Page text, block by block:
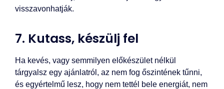
visszavonhatják.
7. Kutass, készülj fel
Ha kevés, vagy semmilyen előkészület nélkül
tárgyalsz egy ajánlatról, az nem fog őszintének tűnni,
és egyértelmű lesz, hogy nem tettél bele energiát, nem